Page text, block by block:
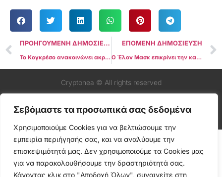
Σεβόμαστε τα προσωπικά σας δεδομένα
Χρησιμοποιούμε Cookies για να βελτιώσουμε την
εμπειρία περιήγησής σας, και να αναλύουμε την
επισκεψιμότητά μας. Δεν χρησιμοποιούμε τα Cookies μας
για να παρακολουθήσουμε την δραστηριότητά σας.
Κάνοντας κλικ στο "Αποδοχή Όλων", συναινείτε στη
ΠΡΟΗΓΟΥΜΕΝΗ ΔΗΜΟΣΙΕΥΣΗ
Το Κογκρέσο ανακοινώνει ακρόαση στις 29 Μαρτίου για τις πτωχεύσεις SVB και Signature Bank
ΕΠΟΜΕΝΗ ΔΗΜΟΣΙΕΥΣΗ
Ο Έλον Μασκ επικρίνει την καθυστέρηση δεδομένων της Ομοσπονδιακής Τράπεζας και ζητά άμεση πτώση των επιτοκίων εν μέσω τραπεζικού χάους
Cryptonea © All rights reserved